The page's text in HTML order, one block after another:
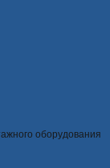
оборудования